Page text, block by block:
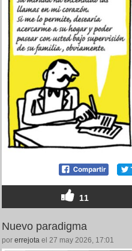
11
Nuevo paradigma
por errejota el 27 may 2026, 17:01